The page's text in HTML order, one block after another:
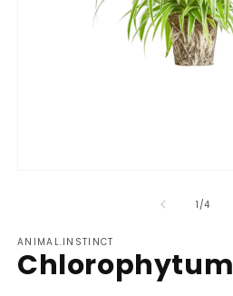
finestra
modale
1 /su
4
ANIMAL.INSTINCT
Chlorophytum